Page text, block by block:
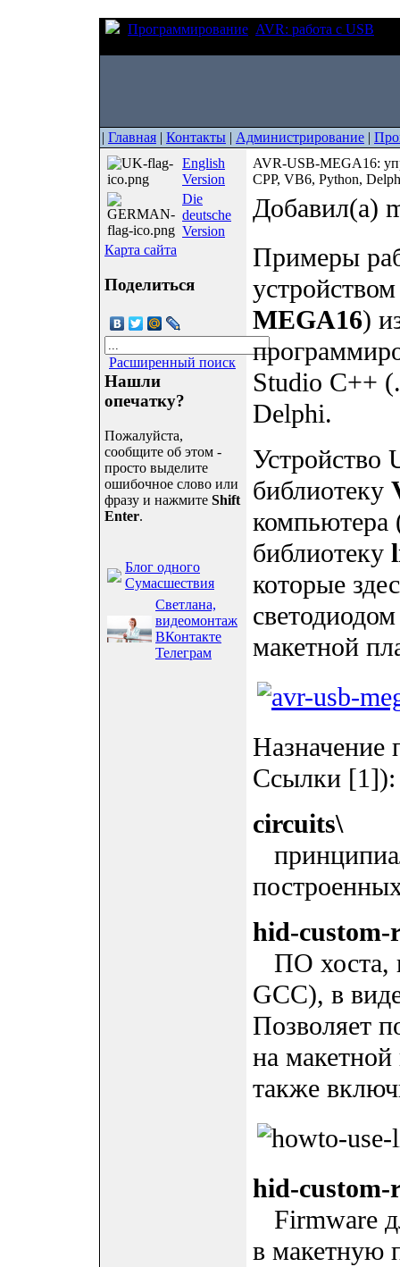
Программирование AVR: работа с USB
| Главная | Контакты | Администрирование |
English
Version
Die
deutsche
Version
Карта сайта
Поделиться
Расширенный поиск
Нашли
опечатку?
Пожалуйста,
сообщите об этом -
просто выделите
ошибочное слово или
фразу и нажмите Shift
Enter.
Блог одного
Сумасшествия
Светлана,
видеомонтаж
ВКонтакте
Телеграм
AVR-USB-MEGA16:
CPP, VB6, Python,
Добавил(а)
Примеры
MEGA16)
Studio C++
Delphi.
Устройство
библиотеку
библиотеку
которые
макетной
Назначение
Ссылки [1]):
circuits\
hid-custom-
ПО хоста,
GCC), в
Позволяет
на
также
hid-
Firmware
в макетную